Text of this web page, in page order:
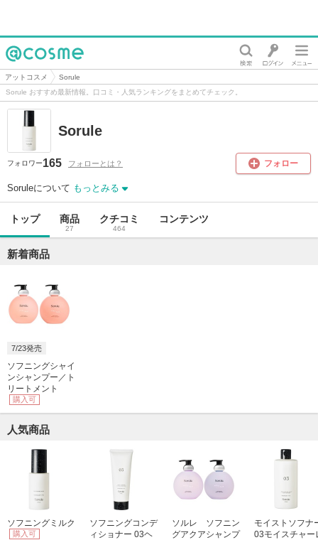
@cosme
アットコスメ
Sorule
Sorule おすすめ最新情報。口コミ・人気ランキングをまとめてチェック。
Sorule
フォロワー165 フォローとは？ フォロー
Soruleについて もっとみる
トップ 商品
27
クチコミ
464
コンテンツ
新着商品
7/23発売
ソフニングシャイ
ンシャンプー／ト
リートメント
購入可
人気商品
ソフニングミルク
購入可
ソフニングコンデ
ィショナー 03ヘ
ソルレ ソフニン
グアクアシャンプ
モイストソフナ
03モイスチャー